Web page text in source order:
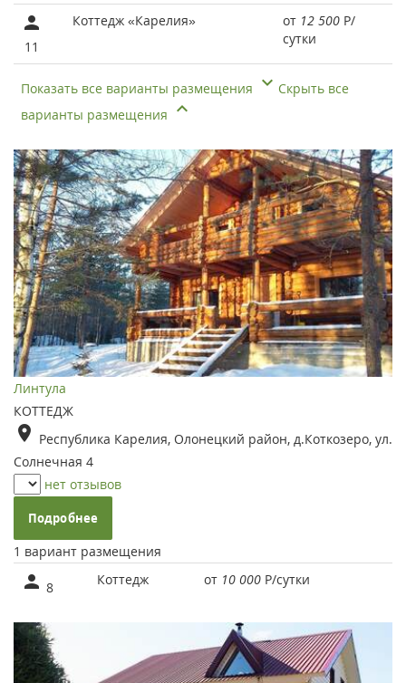
11
Коттедж «Карелия» от 12 500 Р/
сутки
Показать все варианты размещения
Скрыть все
варианты размещения
Линтула
КОТТЕДЖ
Республика Карелия, Олонецкий район, д.Коткозеро, ул.
Солнечная 4
нет отзывов
Подробнее
1 вариант размещения
8 Коттедж от 10 000 Р/сутки